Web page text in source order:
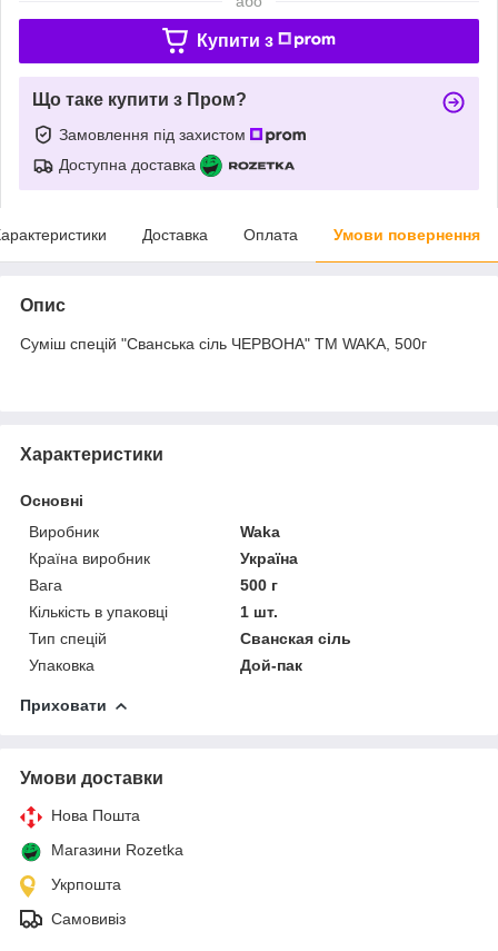
Купити з
Що таке купити з Пром?
Замовлення під захистом
Доступна доставка
Доставка Оплата Умови повернення
Опис
Суміш спецій "Сванська сіль ЧЕРВОНА" TM WAKA, 500г
Характеристики
Основні
Виробник
Waka
Країна виробник
Україна
Вага
500 г
Кількість в упаковці
1 шт.
Тип спецій
Сванская сіль
Упаковка
Дой-пак
Приховати
Умови доставки
Нова Пошта
Магазини Rozetka
Укрпошта
Самовивіз